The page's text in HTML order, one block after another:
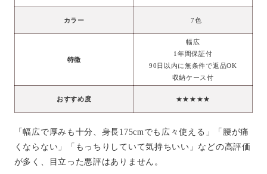
カラー 7色
特徴
幅広
1年間保証付
90日以内に無条件で返品OK
収納ケース付
おすすめ度 ★★★★★
「幅広で厚みも十分、身長175cmでも広々使える」「腰が痛
くならない」「もっちりしていて気持ちいい」などの高評価
が多く、目立った悪評はありません。